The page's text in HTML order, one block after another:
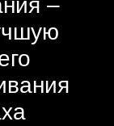
–